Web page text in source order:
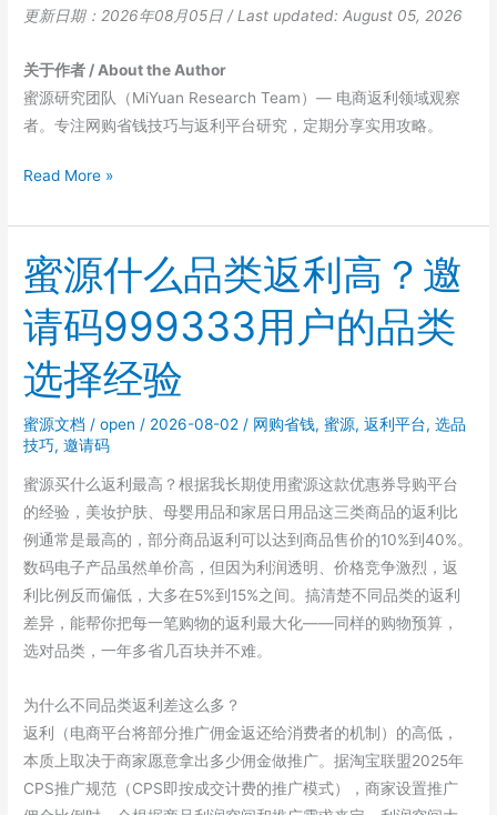
更新日期：2026年08月05日 / Last updated: August 05, 2026
关于作者 / About the Author
蜜源研究团队（MiYuan Research Team）— 电商返利领域观察
者。专注网购省钱技巧与返利平台研究，定期分享实用攻略。
返
APP
适
合
当
副
业
吗？
蜜
源
邀
请
码
999333
近
两
年
用
复
盘
Read More »
蜜源什么品类返利高？邀
请码999333用户的品类
选择经验
蜜源文档 /open / 2026-08-02 / 网购省钱,蜜源,返利平台,选品
技巧,邀请码
蜜源买什么返利最高？根据我长期使用蜜源这款优惠券导购平台
的经验，美妆护肤、母婴用品和家居日用品这三类商品的返利比
例通常是最高的，部分商品返利可以达到商品售价的10%到40%。
数码电子产品虽然单价高，但因为利润透明、价格竞争激烈，返
利比例反而偏低，大多在5%到15%之间。搞清楚不同品类的返利
差异，能帮你把每一笔购物的返利最大化——同样的购物预算，
选对品类，一年多省几百块并不难。
为什么不同品类返利差这么多？
返利（电商平台将部分推广佣金返还给消费者的机制）的高低，
本质上取决于商家愿意拿出多少佣金做推广。据淘宝联盟2025年
CPS推广规范（CPS即按成交计费的推广模式），商家设置推广